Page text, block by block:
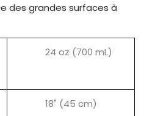
des grandes surfaces à
24 oz (700 mL)
18" (45 cm)